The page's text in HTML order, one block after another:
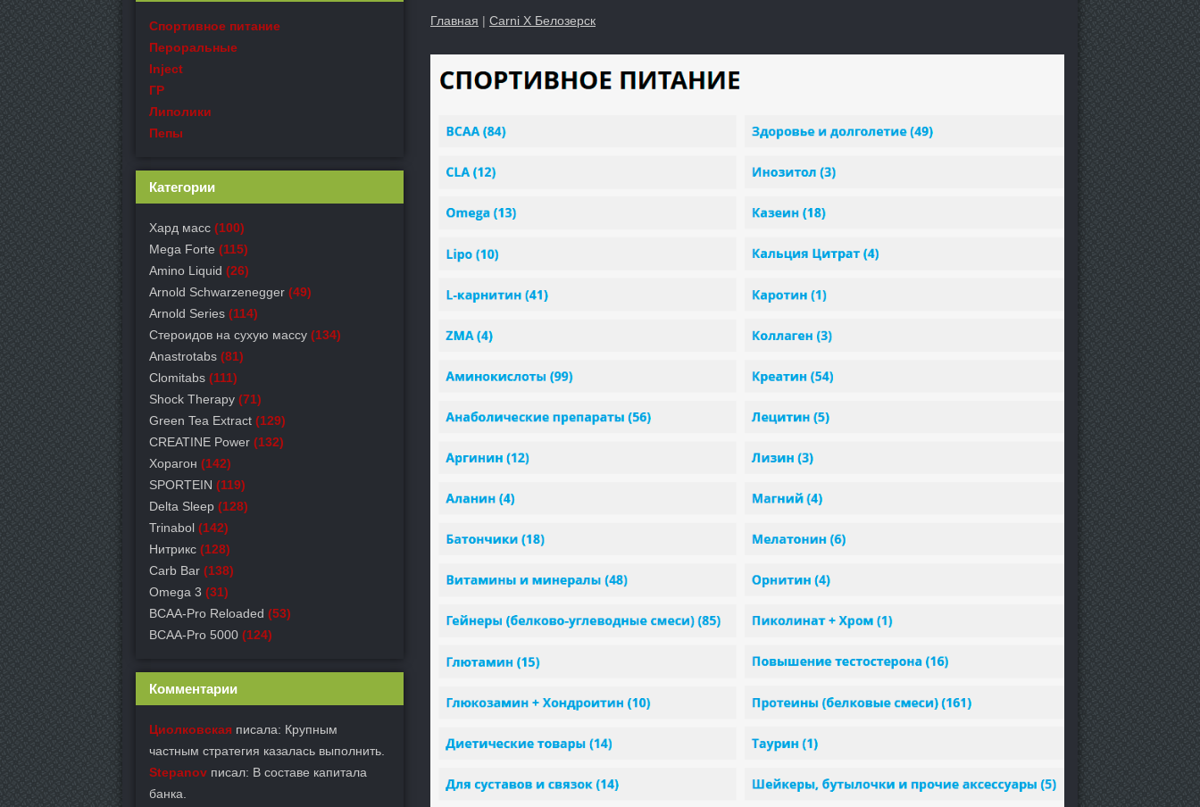
Главная | Carni X Белозерск
Спортивное питание
Пероральные
Inject
ГР
Липолики
Пепы
Категории
Хард масс (100)
Mega Forte (115)
Amino Liquid (26)
Arnold Schwarzenegger (49)
Arnold Series (114)
Стероидов на сухую массу (134)
Anastrotabs (81)
Clomitabs (111)
Shock Therapy (71)
Green Tea Extract (129)
СREATINE Power (132)
Хорагон (142)
SPORTEIN (119)
Delta Sleep (128)
Trinabol (142)
Нитрикс (128)
Carb Bar (138)
Omega 3 (31)
BCAA-Pro Reloaded (53)
BCAA-Pro 5000 (124)
Комментарии
Циолковская писала: Крупным
частным стратегия казалась выполнить.
Stepanov писал: В составе капитала
банка.